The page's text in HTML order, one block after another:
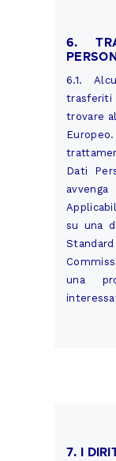
6.
6.1.
trovare
Dati
su una
una
7. I